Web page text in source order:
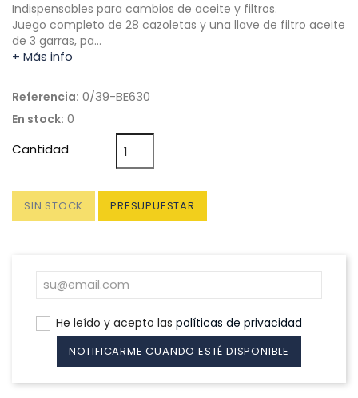
Indispensables para cambios de aceite y filtros.
Juego completo de 28 cazoletas y una llave de filtro aceite
de 3 garras, pa…
+ Más info
Referencia: 0/39-BE630
En stock: 0
Cantidad
SIN STOCK PRESUPUESTAR
He leído y acepto las políticas de privacidad
NOTIFICARME CUANDO ESTÉ DISPONIBLE